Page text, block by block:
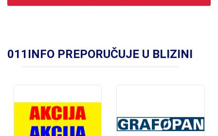
011INFO PREPORUČUJE U BLIZINI